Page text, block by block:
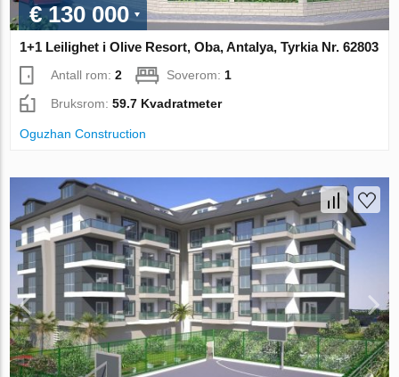
€ 130 000
1+1 Leilighet i Olive Resort, Oba, Antalya, Tyrkia Nr. 62803
Antall rom:2 Soverom: 1
Bruksrom:59.7 Kvadratmeter
Oguzhan Construction